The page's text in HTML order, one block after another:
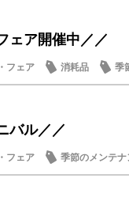
ェア開催中／／
フェア 消耗品 季
バル／／
フェア 季節のメンテナ